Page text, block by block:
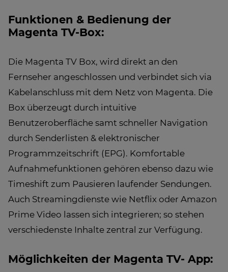
Funktionen & Bedienung der
Magenta TV-Box:
Die Magenta TV Box, wird direkt an den
Fernseher angeschlossen und verbindet sich via
Kabelanschluss mit dem Netz von Magenta. Die
Box überzeugt durch intuitive
Benutzeroberfläche samt schneller Navigation
durch Senderlisten & elektronischer
Programmzeitschrift (EPG). Komfortable
Aufnahmefunktionen gehören ebenso dazu wie
Timeshift zum Pausieren laufender Sendungen.
Auch Streamingdienste wie Netflix oder Amazon
Prime Video lassen sich integrieren; so stehen
verschiedenste Inhalte zentral zur Verfügung.
Möglichkeiten der Magenta TV- App: